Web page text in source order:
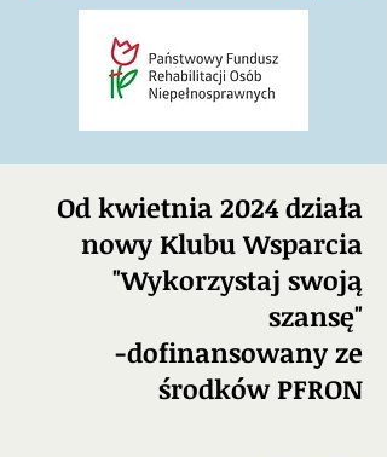
Od kwietnia 2024 działa
nowy Klubu Wsparcia
"Wykorzystaj swoją
szansę"
-dofinansowany ze
środków PFRON